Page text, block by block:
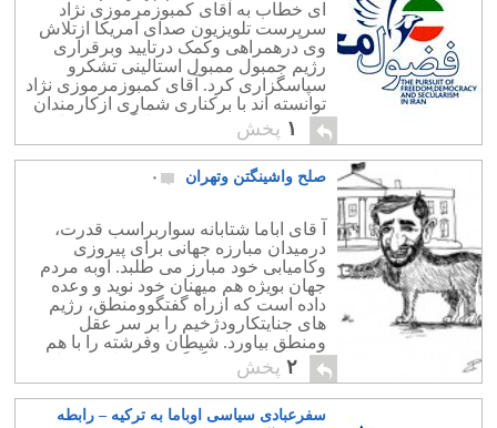
ای خطاب به آقای کمبوزمرموزی نژاد
سرپرست تلویزیون صدای آمریکا ازتلاش
وی درهمراهی وکمک درتایید وبرقراری
رژیم جمبول ممبول استالینی تشکرو
سپاسگزاری کرد. آقای کمبوزمرموزی نژاد
توانسته اند با برکناری شماری ازکارمندان
میهن پرست، دعوت و بکارگرفتن تعدای
دلقک، منیژک وبی تفاوت ویا دشمن مردم
وآینده ایران، […]
۱ پخش
صلح واشینگتن وتهران ۰
آ قای اباما شتابانه سواربراسب قدرت،
درمیدان مبارزه جهانی برای پیروزی
وکامیابی خود مبارز می طلبد. اوبه مردم
جهان بویژه هم میهنان خود نوید و وعده
داده است که ازراه گفتگوومنطق، رژیم
های جنایتکارودژخیم را بر سر عقل
ومنطق بیاورد. شیطان وفرشته را با هم
دوست، ومیش وگرگ را درکنارهم قراردهد
تا درصلح و دوستی […]
۲ پخش
سفرعبادی سیاسی اوباما به ترکیه – رابطه